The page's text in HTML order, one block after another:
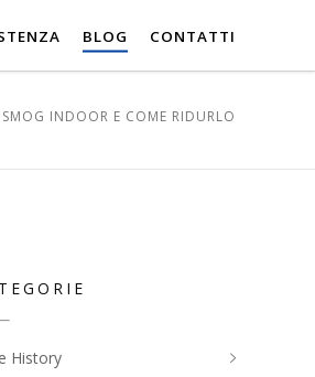
BLOG CONTATTI
INDOOR E COME RIDURLO
History